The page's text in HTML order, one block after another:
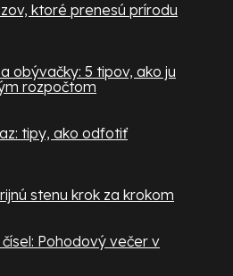
ktoré prenesú prírodu
obývačky: 5 tipov, ako ju
rozpočtom
tipy, ako odfotiť
stenu krok za krokom
Pohodový večer v